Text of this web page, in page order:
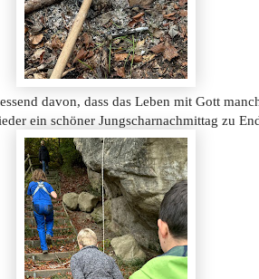
davon, dass das Leben mit Gott
ein schöner Jungscharnachmittag zu